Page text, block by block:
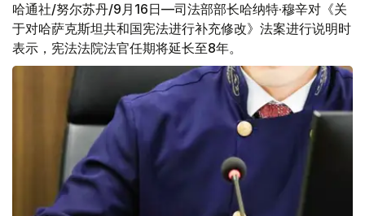
哈通社/努尔苏丹/9月16日—司法部部长哈纳特·穆辛对《关
于对哈萨克斯坦共和国宪法进行补充修改》法案进行说明时
表示，宪法法院法官任期将延长至8年。